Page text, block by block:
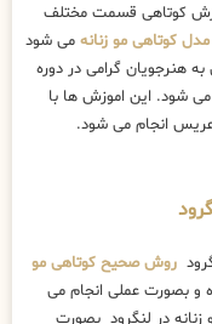
کوتاهی قسمت مختلف
مدل کوتاهی مو زنانه می شود
هنرجویان گرامی در دوره
می شود. این اموزش ها با
عریس انجام می شود.
روش صحیح کوتاهی مو
و بصورت عملی انجام می
زنانه در لنگرود بصورت